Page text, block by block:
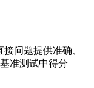
问题提供准确、
准测试中得分